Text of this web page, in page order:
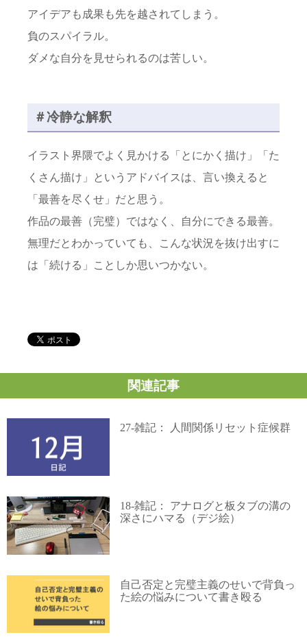
アイデアも成果も先を越されてしまう。
負のスパイラル。
ダメな自分を見せられるのは苦しい。
＃冷静な解釈
イラスト界隈でよく見かける「とにかく描け」「た
くさん描け」というアドバイスは、言い換えると
「最善を尽くせ」だと思う。
作品の最善（完璧）ではなく、自分にできる最善。
無理だとわかっていても、こんな状況を抜け出すに
は「続ける」ことしか思いつかない。
関連記事
27-雑記： 人間関係リセット症候群
18-雑記： アナログと板タブの溝の
深さにハマる（デジ絵）
自己否定と完璧主義のせいで背負っ
た絵の悩みについて書き殴る